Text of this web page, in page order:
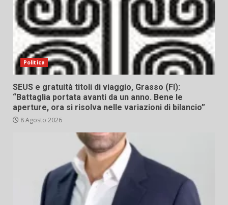
Politica
SEUS e gratuità titoli di viaggio, Grasso (FI):
“Battaglia portata avanti da un anno. Bene le
aperture, ora si risolva nelle variazioni di bilancio”
8 Agosto 2026